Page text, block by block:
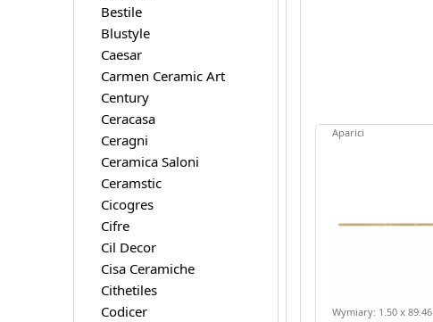
Wymiary: 1.50 x 89.46
Aparici
Bestile
Blustyle
Caesar
Carmen Ceramic Art
Century
Ceracasa
Ceragni
Ceramica Saloni
Ceramstic
Cicogres
Cifre
Cil Decor
Cisa Ceramiche
Cithetiles
Codicer